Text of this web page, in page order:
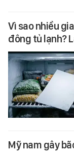
Vì sao nhiều
đông tủ lạnh?
Mỹ nam gây